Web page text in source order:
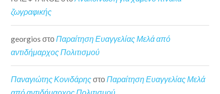
ζωγραφικής
georgios στοΠαραίτηση Ευαγγελίας Μελά από
αντιδήμαρχος Πολιτισμού
Παναγιώτης ΚονιδάρηςστοΠαραίτηση Ευαγγελίας Μελά